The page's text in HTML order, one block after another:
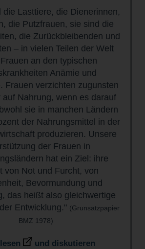
die Lasttiere, die Dienerinnen,
die Putzfrauen, sie sind die
die Zurückbleibenden und
– in vielen Teilen der Welt
an den typischen
Anämie und
Frauen verzichten zugunsten
auf Nahrung, wenn es darauf
sie in manchen Ländern
der Nahrungsmittel in der
produzieren. Unsere
der Frauen in
hat ein Ziel: ihre
von Not und Furcht, von
Bevormundung und
das heißt also gleichwertige
Entwicklung." (Grunsatzpapier
BMZ 1 978)
und diskutieren